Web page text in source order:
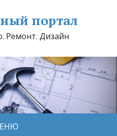
портал
Ремонт. Дизайн